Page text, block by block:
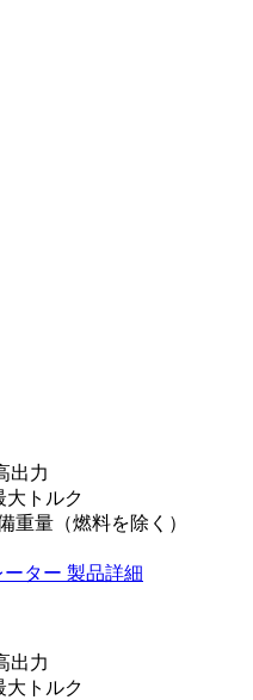
出力
大トルク
重量（燃料を除く）
ーター 製品詳細
出力
大トルク